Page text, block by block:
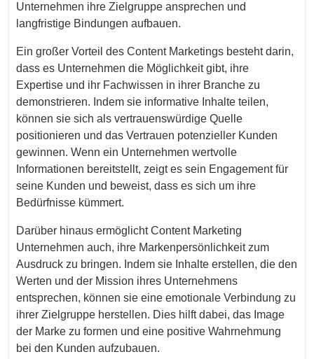
Unternehmen ihre Zielgruppe ansprechen und
langfristige Bindungen aufbauen.
Ein großer Vorteil des Content Marketings besteht darin,
dass es Unternehmen die Möglichkeit gibt, ihre
Expertise und ihr Fachwissen in ihrer Branche zu
demonstrieren. Indem sie informative Inhalte teilen,
können sie sich als vertrauenswürdige Quelle
positionieren und das Vertrauen potenzieller Kunden
gewinnen. Wenn ein Unternehmen wertvolle
Informationen bereitstellt, zeigt es sein Engagement für
seine Kunden und beweist, dass es sich um ihre
Bedürfnisse kümmert.
Darüber hinaus ermöglicht Content Marketing
Unternehmen auch, ihre Markenpersönlichkeit zum
Ausdruck zu bringen. Indem sie Inhalte erstellen, die den
Werten und der Mission ihres Unternehmens
entsprechen, können sie eine emotionale Verbindung zu
ihrer Zielgruppe herstellen. Dies hilft dabei, das Image
der Marke zu formen und eine positive Wahrnehmung
bei den Kunden aufzubauen.